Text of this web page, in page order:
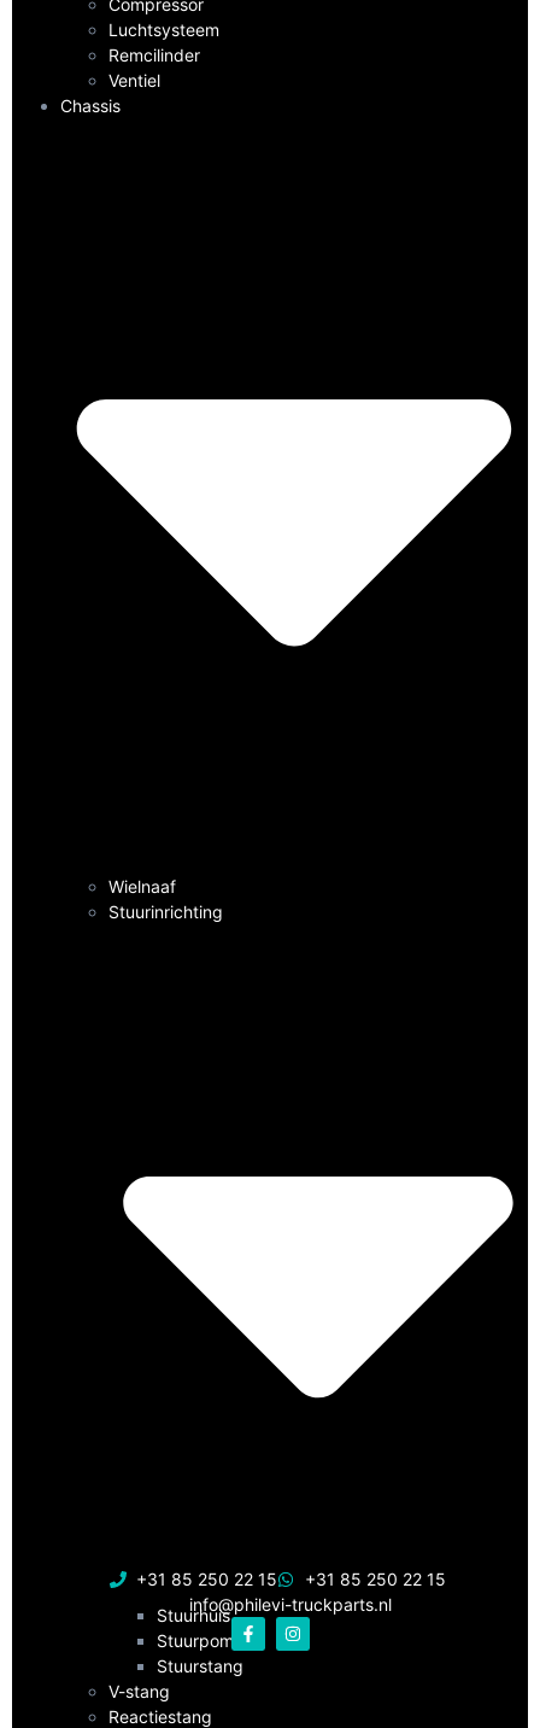
Compressor
Luchtsysteem
Remcilinder
Ventiel
Chassis
Wielnaaf
Stuurinrichting
Stuurhuis
Stuurpomp
Stuurstang
V-stang
Reactiestang
+31 85 250 22 15
+31 85 250 22 15
info@philevi-truckparts.nl